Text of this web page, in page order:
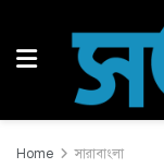
Home সারাবাংলা